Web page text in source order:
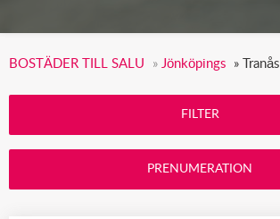
BOSTÄDER TILL SALU » Jönköpings » Tranås
FILTER
PRENUMERATION